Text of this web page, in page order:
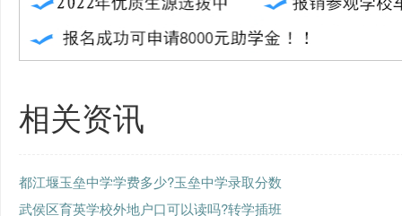
相关资讯
都江堰玉垒中学学费多少?玉垒中学录取分数
武侯区育英学校外地户口可以读吗?转学插班